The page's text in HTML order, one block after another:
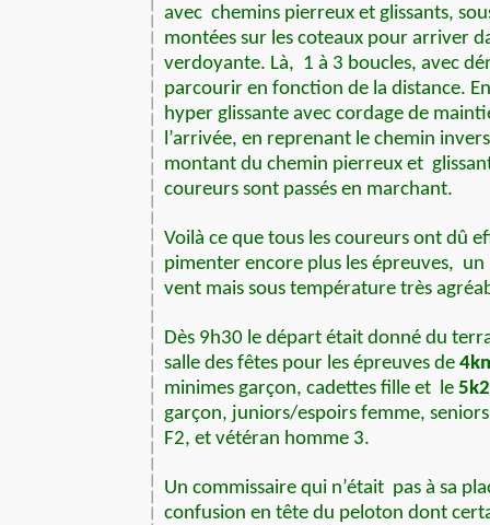
avec chemins pierreux et glissants,
montées sur les coteaux pour arriver
verdoyante. Là, 1 à 3 boucles, avec
parcourir en fonction de la distance.
hyper glissante avec cordage de
l’arrivée, en reprenant le chemin
montant du chemin pierreux et
coureurs sont passés en marchant.
Voilà ce que tous les coureurs ont dû
pimenter encore plus les épreuves, un
vent mais sous température très
Dès 9h30 le départ était donné du
salle des fêtes pour les épreuves de
minimes garçon, cadettes fille et le
garçon, juniors/espoirs femme,
F2, et vétéran homme 3.
Un commissaire qui n’était pas à sa
confusion en tête du peloton dont